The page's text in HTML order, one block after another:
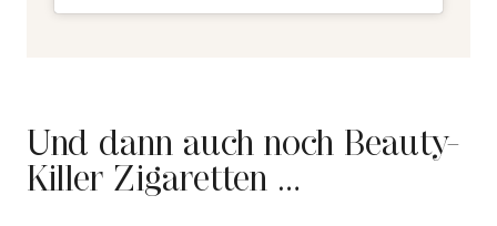
Und dann auch noch Beauty-
Killer Zigaretten …